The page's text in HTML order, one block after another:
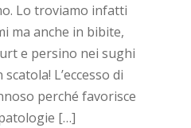
Lo troviamo infatti
ma anche in bibite,
e persino nei sughi
L’eccesso di
perché favorisce
[…]